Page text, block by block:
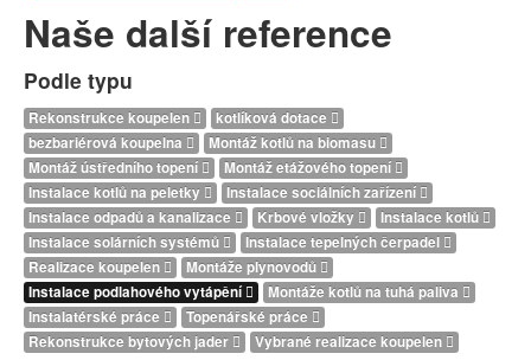
Naše další reference
Podle typu
Rekonstrukce koupelen
kotlíková dotace
bezbariérová koupelna
Montáž kotlů na biomasu
Montáž ústředního topení
Montáž etážového topení
Instalace kotlů na peletky
Instalace sociálních zařízení
Instalace odpadů a kanalizace
Krbové vložky
Instalace kotlů
Instalace solárních systémů
Instalace tepelných čerpadel
Realizace koupelen
Montáže plynovodů
Instalace podlahového vytápění
Montáže kotlů na tuhá paliva
Instalatérské práce
Topenářské práce
Rekonstrukce bytových jader
Vybrané realizace koupelen